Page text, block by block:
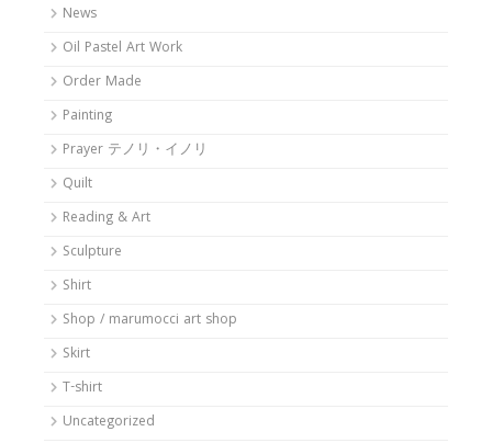
News
Oil Pastel Art Work
Order Made
Painting
Prayer テノリ・イノリ
Quilt
Reading & Art
Sculpture
Shirt
Shop / marumocci art shop
Skirt
T-shirt
Uncategorized